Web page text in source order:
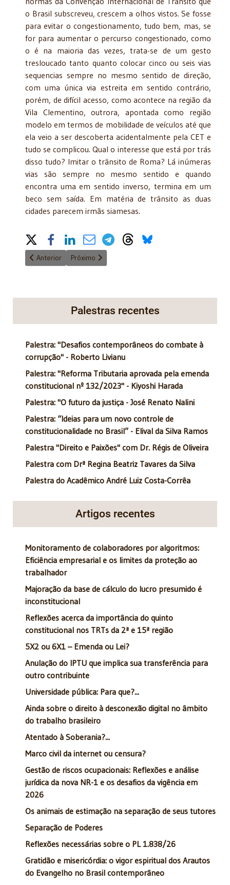
o Brasil subscreveu, crescem a olhos vistos. Se fosse
para evitar o congestionamento, tudo bem, mas, se
for para aumentar o percurso congestionado, como
o é na maioria das vezes, trata-se de um gesto
tresloucado tanto quanto colocar cinco ou seis vias
sequencias sempre no mesmo sentido de direção,
com uma única via estreita em sentido contrário,
porém, de difícil acesso, como acontece na região da
Vila Clementino, outrora, apontada como região
modelo em termos de mobilidade de veículos até que
ela veio a ser descoberta acidentalmente pela CET e
tudo se complicou. Qual o interesse que está por trás
disso tudo? Imitar o trânsito de Roma? Lá inúmeras
vias são sempre no mesmo sentido e quando
encontra uma em sentido inverso, termina em um
beco sem saída. Em matéria de trânsito as duas
cidades parecem irmãs siamesas.
Share on Social Media
Artigo anterior: Parlamentarismo possibilidade ou utopia 5/8/
Anterior Próximo artigo: O PT e as olimpíadas do Rio de
Próximo
Palestras recentes
Palestra: "Desafios contemporâneos do combate à
corrupção" - Roberto Livianu
Palestra: "Reforma Tributaria aprovada pela emenda
constitucional nº 132/2023" - Kiyoshi Harada
Palestra: "O futuro da justiça - José Renato Nalini
Palestra: “Ideias para um novo controle de
constitucionalidade no Brasil” - Elival da Silva Ramos
Palestra "Direito e Paixões" com Dr. Régis de Oliveira
Palestra com Drª Regina Beatriz Tavares da Silva
Palestra do Acadêmico André Luiz Costa-Corrêa
Artigos recentes
Monitoramento de colaboradores por algoritmos:
Eficiência empresarial e os limites da proteção ao
trabalhador
Majoração da base de cálculo do lucro presumido é
inconstitucional
Reflexões acerca da importância do quinto
constitucional nos TRTs da 2ª e 15ª região
5X2 ou 6X1 – Emenda ou Lei?
Anulação do IPTU que implica sua transferência para
outro contribuinte
Universidade pública: Para que?...
Ainda sobre o direito à desconexão digital no âmbito
do trabalho brasileiro
Atentado à Soberania?...
Marco civil da internet ou censura?
Gestão de riscos ocupacionais: Reflexões e análise
jurídica da nova NR-1 e os desafios da vigência em
2026
Os animais de estimação na separação de seus tutores
Separação de Poderes
Reflexões necessárias sobre o PL 1.838/26
Gratidão e misericórdia: o vigor espiritual dos Arautos
do Evangelho no Brasil contemporâneo